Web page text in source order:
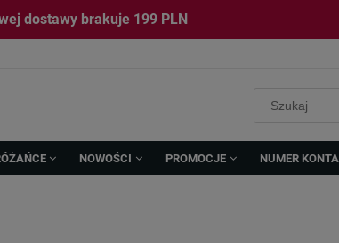
dostawy brakuje 199 PLN
NOWOŚCI PROMOCJE NUMER